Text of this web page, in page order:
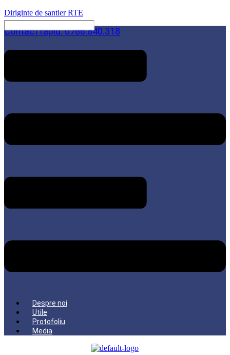
Diriginte de santier RTE
Contact rapid: 0766.840.318
Menu
Despre noi
Utile
Protofoliu
Media